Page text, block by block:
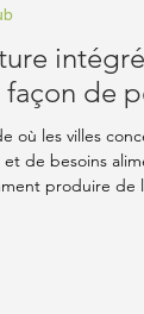
de
où les villes
de besoins
produire de